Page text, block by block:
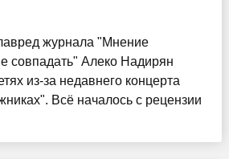
журнала "Мнение
совпадать" Алеко Надирян
из-за недавнего концерта
Всё началось с рецензии